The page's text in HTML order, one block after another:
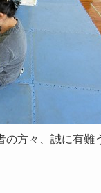
方々、誠に有難